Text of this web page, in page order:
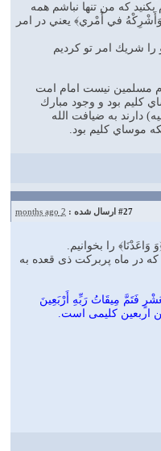
كه من تنها نباشم همه
في أَمْري﴾ يعني در امر
شريك امر تو كرديم
مسلمين نيست امام امت
كليم بود و وجود مبارك
دارند به ضيافت الله
موساي كليم بود.
#27 ارسال شده : 2 months ago
را بخوانیم.
در ماه پربرکت ذی ‌قعده به
فَتَمَّ مِیقَاتُ رَبِّهِ أَرْبَعِینَ
اربعین کلیمی است.